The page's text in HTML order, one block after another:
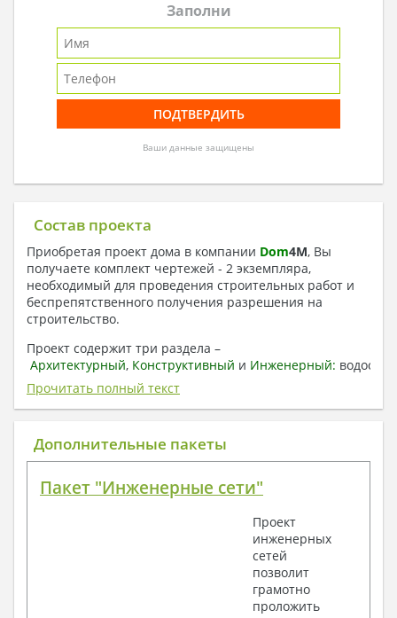
Заполни
Ваши данные защищены
Состав проекта
Приобретая проект дома в компании Dom4M, Вы
получаете комплект чертежей - 2 экземпляра,
необходимый для проведения строительных работ и
беспрепятственного получения разрешения на
строительство.
Проект содержит три раздела –
Архитектурный, Конструктивный и Инженерный:
отопление, вентиляция, канализация,
электроснабжение (приобретается за дополнительную
плату) + Пояснительная записка.
1. Архитектурный раздел:
План координационных осей
Поэтажные маркировочные планы с
Разрезы и состав конструкций
Фасады с ведомостью внешних отделок
Элементы проемов – спецификация
Прочитать полный текст
Дополнительные пакеты
Пакет "Инженерные сети"
Проект
инженерных
сетей
позволит
грамотно
проложить